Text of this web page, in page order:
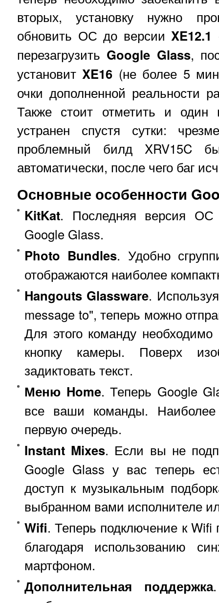
вторых, установку нужно
обновить ОС до версии XE12.1
перезагрузить Google Glass,
установит XE16 (не более 5
очки дополненной реальности
Также стоит отметить и один
устранен спустя сутки:
проблемный билд XRV15C
автоматически, после чего баг
Основные особенности
KitKat. Последняя версия
Google Glass.
Photo Bundles. Удобно
отображаются наиболее
Hangouts Glassware.
message to", теперь можно
Для этого команду
кнопку камеры. Поверх
задиктовать текст.
Меню Home. Теперь Google
все ваши команды.
первую очередь.
Instant Mixes. Если вы не
Google Glass у вас теперь
доступ к музыкальным
выбранном вами исполнителе
Wifi. Теперь подключение к Wifi
благодаря использованию
мартфоном.
Дополнительная поддержка